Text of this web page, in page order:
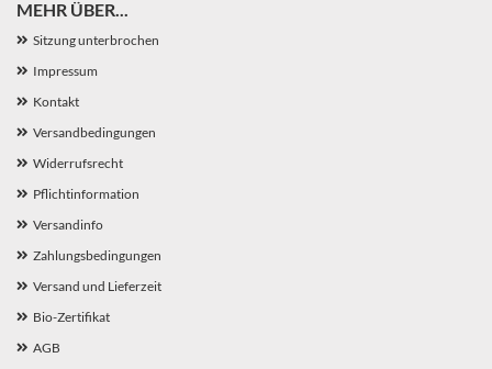
MEHR ÜBER...
Sitzung unterbrochen
Impressum
Kontakt
Versandbedingungen
Widerrufsrecht
Pflichtinformation
Versandinfo
Zahlungsbedingungen
Versand und Lieferzeit
Bio-Zertifikat
AGB